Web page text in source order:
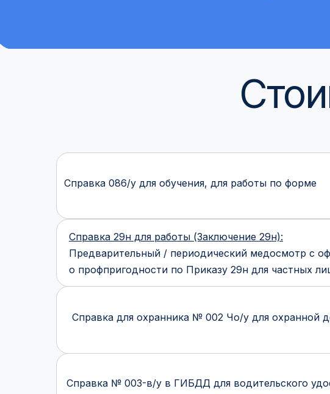
Справка № 003-в/у в ГИБДД для водительского
Справка для охранника № 002 Чо/у для охранной
Справка 086/у для обучения, для работы по форме
Справка 29н для работы (Заключение 29н):
Предварительный / периодический медосмотр с
о профпригодности по Приказу 29н для частных